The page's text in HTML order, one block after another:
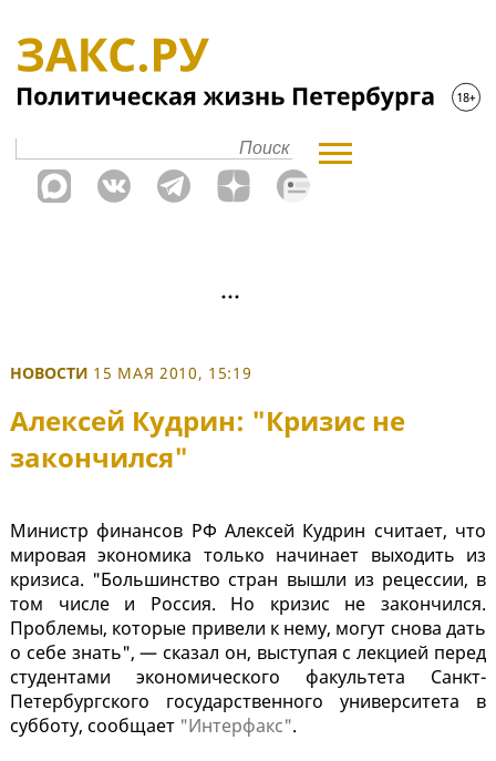
НОВОСТИ 15 МАЯ 2010, 15:19
Алексей Кудрин: "Кризис не
закончился"
Министр финансов РФ Алексей Кудрин считает, что
мировая экономика только начинает выходить из
кризиса. "Большинство стран вышли из рецессии, в
том числе и Россия. Но кризис не закончился.
Проблемы, которые привели к нему, могут снова дать
о себе знать", — сказал он, выступая с лекцией перед
студентами экономического факультета Санкт-
Петербургского государственного университета в
субботу, сообщает "Интерфакс".